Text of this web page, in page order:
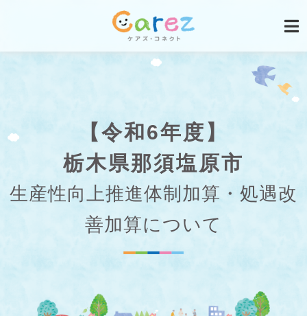
【令和6年度】
栃木県那須塩原市
生産性向上推進体制加算・処遇改
善加算について